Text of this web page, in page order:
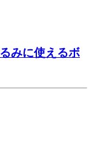
みに使えるボ